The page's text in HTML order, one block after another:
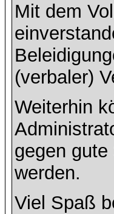
Mit dem
(verbaler)
Weiterhin
gegen
werden.
Viel Spaß